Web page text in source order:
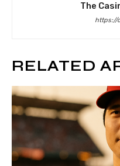
The
https://
RELATED